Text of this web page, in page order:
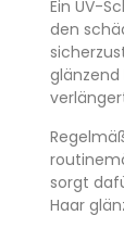
Ein UV-
den
glänzend
sorgt
Haar